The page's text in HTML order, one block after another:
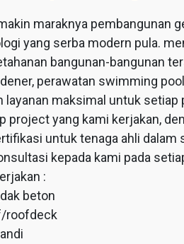
maraknya pembangunan
yang serba modern pula.
bangunan-bangunan
perawatan swimming
layanan maksimal untuk
project yang kami kerjakan,
untuk tenaga ahli
kepada kami pada
:
beton
roofdeck